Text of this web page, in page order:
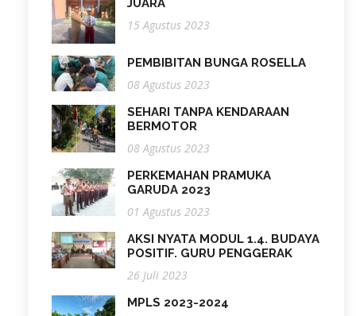
JUARA
15 Agustus 2023
PEMBIBITAN BUNGA ROSELLA
08 Agustus 2023
SEHARI TANPA KENDARAAN
BERMOTOR
08 Agustus 2023
PERKEMAHAN PRAMUKA
GARUDA 2023
01 Agustus 2023
AKSI NYATA MODUL 1.4. BUDAYA
POSITIF. GURU PENGGERAK
26 Juli 2023
MPLS 2023-2024